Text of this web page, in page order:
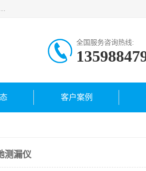
能锅炉水位计、液氮液位计等；并在产品开发、研制的过程中，吸取国内外仪器仪表的技术精华，建立了一支高、精、尖的科研开发队伍，使产品性能不断升级。
全国服务咨询热线:
客户案例
测漏仪